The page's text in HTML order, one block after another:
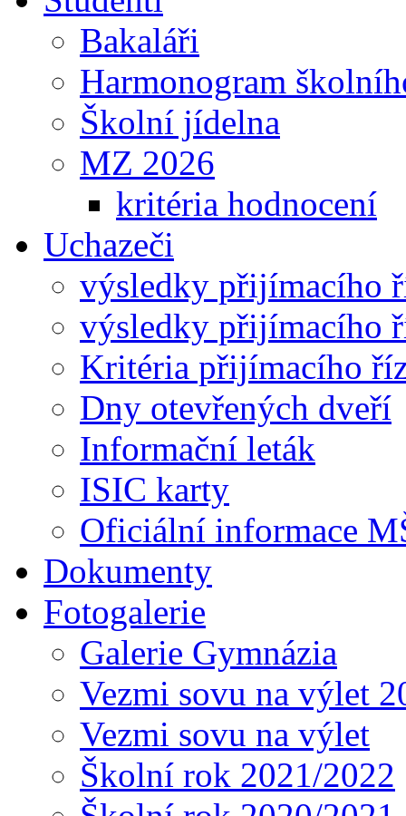
Bakaláři
Harmonogram
Školní jídelna
MZ 2026
kritéria hodnocení
Uchazeči
výsledky přijímacího
výsledky přijímacího
Kritéria přijímacího
Dny otevřených dveří
Informační leták
ISIC karty
Oficiální informace
Dokumenty
Fotogalerie
Galerie Gymnázia
Vezmi sovu na výlet
Vezmi sovu na výlet
Školní rok 2021/2022